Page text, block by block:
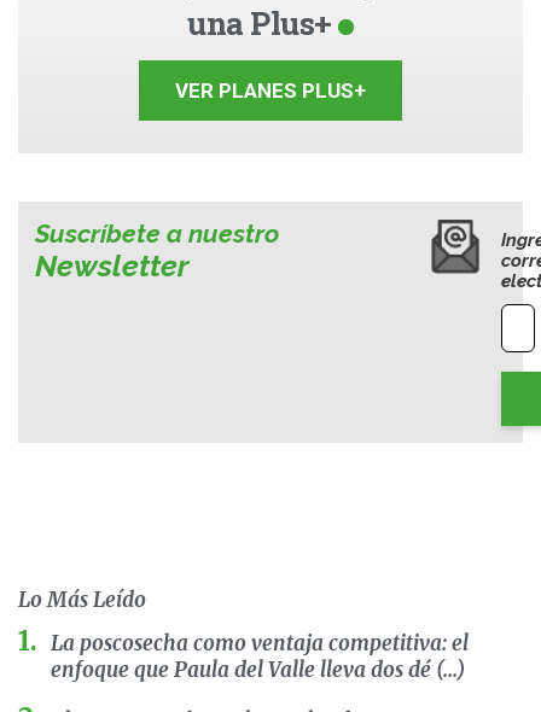
una Plus+
VER PLANES PLUS+
Suscríbete a nuestro
Newsletter
Lo Más Leído
La poscosecha como ventaja competitiva: el
enfoque que Paula del Valle lleva dos dé (...)